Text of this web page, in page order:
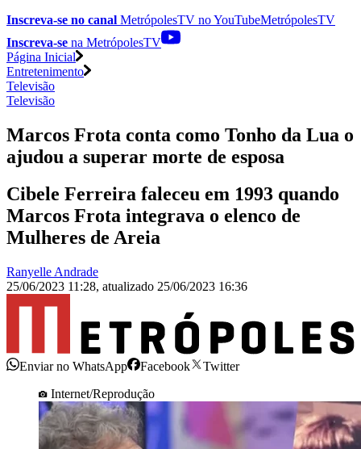
Inscreva-se no canal MetrópolesTV noYouTubeMetrópolesTV
Inscreva-se na MetrópolesTV
Página Inicial
Entretenimento
Televisão
Televisão
Marcos Frota conta como Tonho da Lua o
ajudou a superar morte de esposa
Cibele Ferreira faleceu em 1993 quando
Marcos Frota integrava o elenco de
Mulheres de Areia
Ranyelle Andrade
25/06/2023 11:28, atualizado 25/06/2023 16:36
Enviar no WhatsApp Facebook
Twitter
Internet/Reprodução